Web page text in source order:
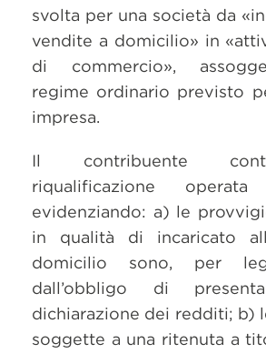
svolta per una società da
vendite a domicilio» in
di commercio»,
regime ordinario previsto
impresa.
Il contribuente
riqualificazione operata
evidenziando: a) le
in qualità di incaricato
domicilio sono, per
dall’obbligo di
dichiarazione dei redditi; b)
soggette a una ritenuta a